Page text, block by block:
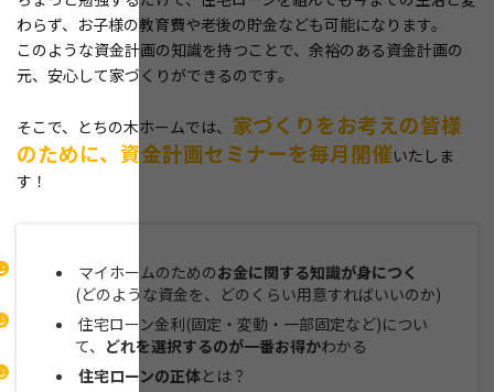
わらず、お子様の教育費や老後の貯金なども可能になります。
このような資金計画の知識を持つことで、余裕のある資金計画の
元、安心して家づくりができるのです。
そこで、とちの木ホームでは、 家づくりをお考えの皆様
のために、資金計画セミナーを毎月開催いたしま
す！
マイホームのためのお金に関する知識が身につく
(どのような資金を、どのくらい用意すればいいのか)
住宅ローン金利(固定・変動・一部固定など)につい
て、 どれを選択するのが一番お得かわかる
住宅ローンの正体とは？